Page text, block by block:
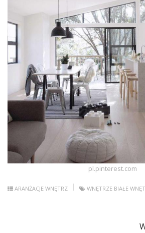
pl.pinterest.com
ARANŻACJE WNĘTRZ WNĘTRZE BIAŁE